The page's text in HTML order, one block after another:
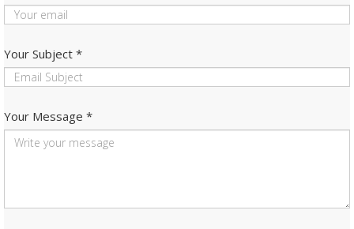
Your Subject *
Your Message *